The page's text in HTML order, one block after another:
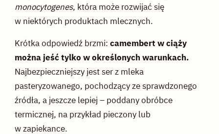
monocytogenes, która może rozwijać się
w niektórych produktach mlecznych.
Krótka odpowiedź brzmi:camembert w ciąży
można jeść tylko w określonych warunkach.
Najbezpieczniejszy jest ser z mleka
pasteryzowanego, pochodzący ze sprawdzonego
źródła, a jeszcze lepiej – poddany obróbce
termicznej, na przykład pieczony lub
w zapiekance.